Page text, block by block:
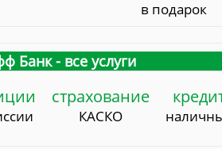
в подарок
Банк - все услуги
страхование
КАСКО